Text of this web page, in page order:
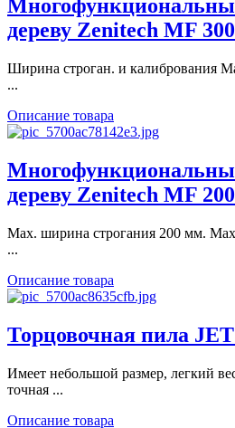
дереву Zenitech MF
Ширина строган. и калибрования
...
Описание товара
дереву Zenitech MF
Max. ширина строгания 200 мм.
...
Описание товара
Торцовочная пила
Имеет небольшой размер, легкий
точная ...
Описание товара